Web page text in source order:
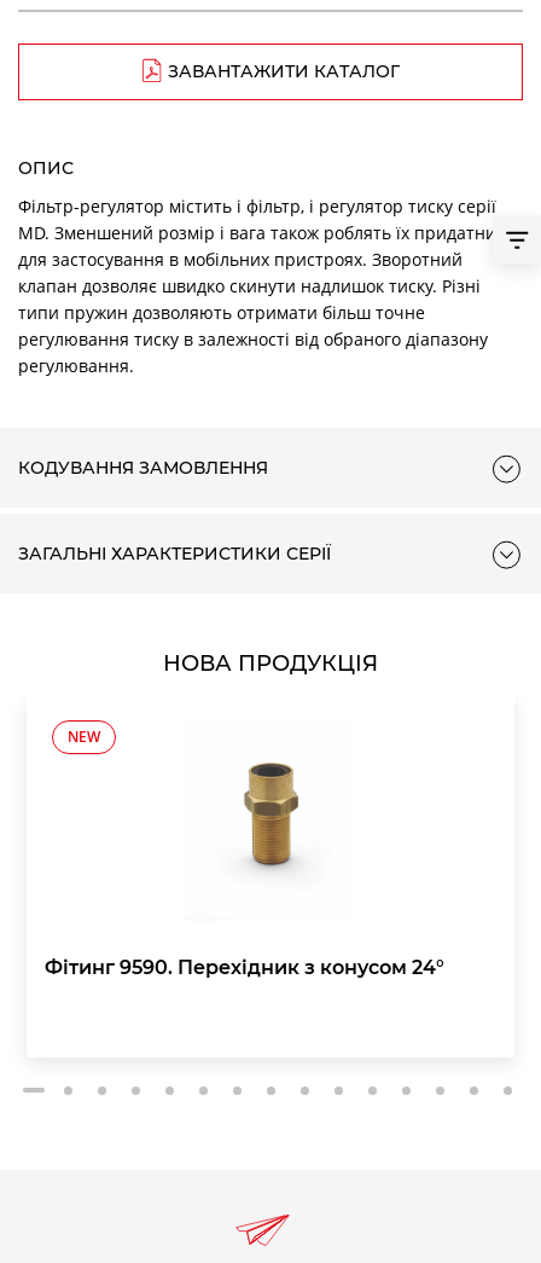
ЗАВАНТАЖИТИ КАТАЛОГ
ОПИС
Фільтр-регулятор містить і фільтр, і регулятор тиску серії
MD. Зменшений розмір і вага також роблять їх придатними
для застосування в мобільних пристроях. Зворотний
клапан дозволяє швидко скинути надлишок тиску. Різні
типи пружин дозволяють отримати більш точне
регулювання тиску в залежності від обраного діапазону
регулювання.
КОДУВАННЯ ЗАМОВЛЕННЯ
ЗАГАЛЬНІ ХАРАКТЕРИСТИКИ СЕРІЇ
НОВА ПРОДУКЦІЯ
NEW
Фітинг 9590. Перехідник з конусом 24°
2 3 4 5 6 7 8 9 10 11 12 13 14 15